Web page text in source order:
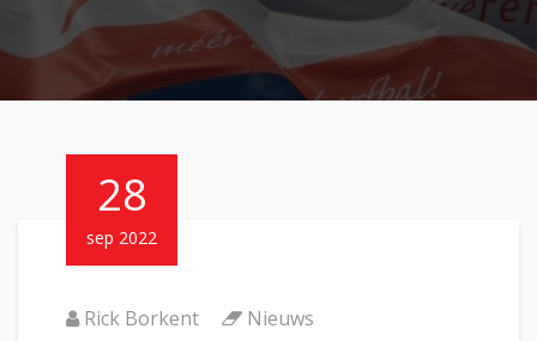
28
sep 2022
Rick Borkent Nieuws